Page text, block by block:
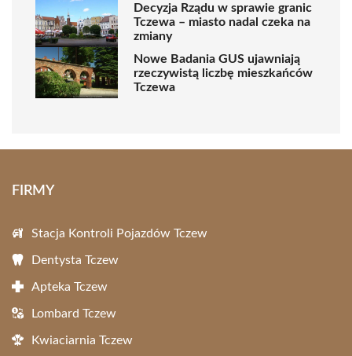
Decyzja Rządu w sprawie granic
Tczewa – miasto nadal czeka na
zmiany
Nowe Badania GUS ujawniają
rzeczywistą liczbę mieszkańców
Tczewa
FIRMY
Stacja Kontroli Pojazdów Tczew
Dentysta Tczew
Apteka Tczew
Lombard Tczew
Kwiaciarnia Tczew